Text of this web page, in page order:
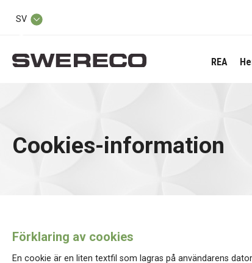
SV
REA
Cookies-information
Förklaring av cookies
En cookie är en liten textfil som lagras på användarens